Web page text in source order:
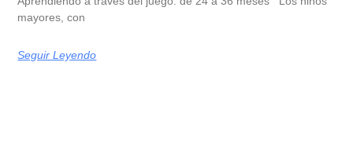
mayores, con
Seguir Leyendo